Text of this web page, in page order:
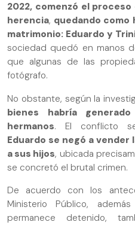
2022, comenzó el
herencia, quedando como
matrimonio: Eduardo y
sociedad quedó en manos
que algunas de las
fotógrafo.
No obstante, según la
bienes habría
hermanos. El conflicto
Eduardo se negó a vender
a sus hijos, ubicada
se concretó el brutal crimen.
De acuerdo con los
Ministerio Público,
permanece detenido,